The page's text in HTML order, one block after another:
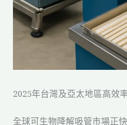
2025年台灣及亞太地區高效
全球可生物降解吸管市場正